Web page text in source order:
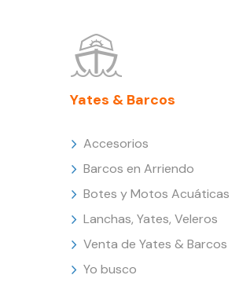
Yates & Barcos
Accesorios
Barcos en Arriendo
Botes y Motos Acuáticas
Lanchas, Yates, Veleros
Venta de Yates & Barcos
Yo busco